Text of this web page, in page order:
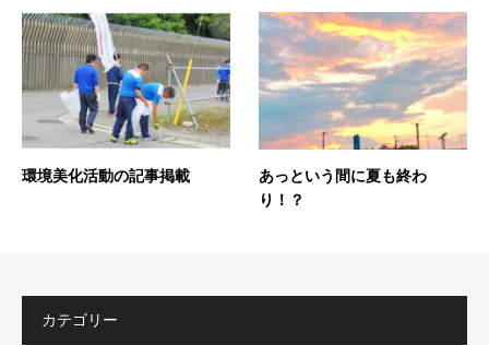
環境美化活動の記事掲載
あっという間に夏も終わ
り！？
カテゴリー